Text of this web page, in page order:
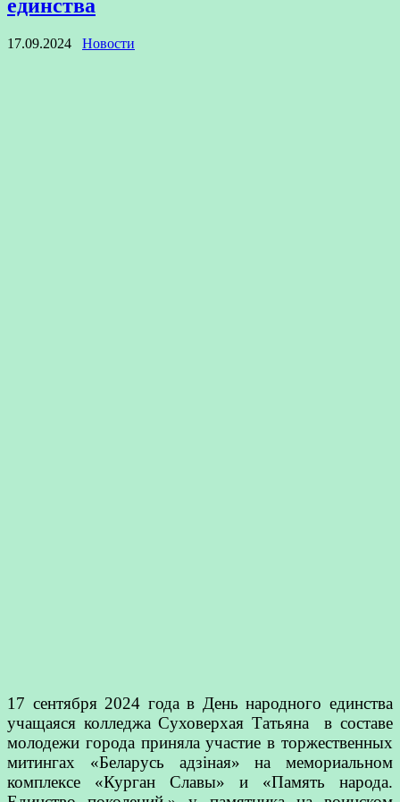
единства
17.09.2024 Новости
17 сентября 2024 года в День народного единства
учащаяся колледжа Суховерхая Татьяна в составе
молодежи города приняла участие в торжественных
митингах «Беларусь адзiная» на мемориальном
комплексе «Курган Славы» и «Память народа.